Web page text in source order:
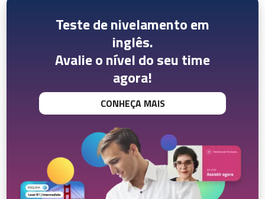
Teste de nivelamento em
inglês.
Avalie o nível do seu time
agora!
CONHEÇA MAIS